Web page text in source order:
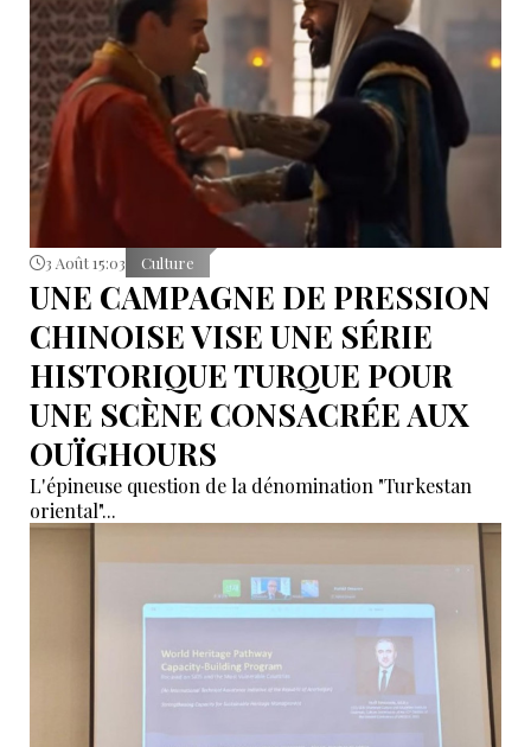
3 Août 15:03 Culture
UNE CAMPAGNE DE PRESSION
CHINOISE VISE UNE SÉRIE
HISTORIQUE TURQUE POUR
UNE SCÈNE CONSACRÉE AUX
OUÏGHOURS
L'épineuse question de la dénomination "Turkestan
oriental"...